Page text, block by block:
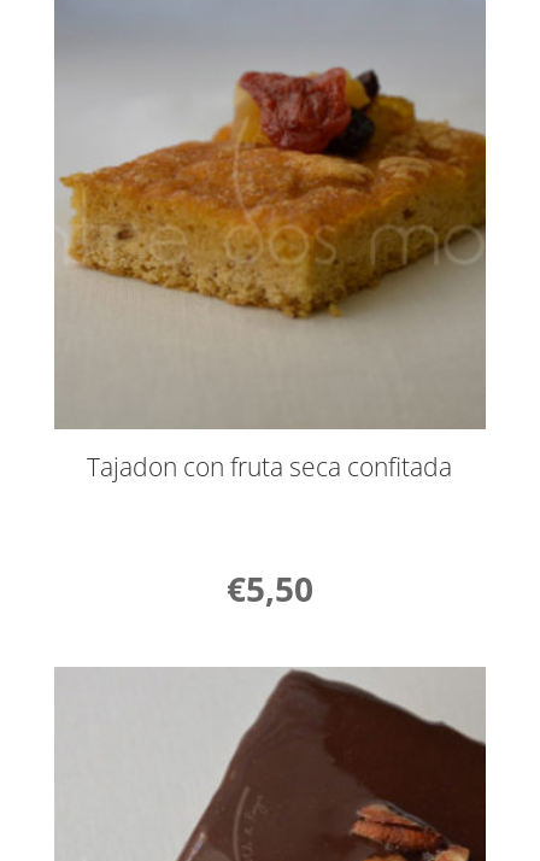
Tajadon con fruta seca confitada
€5,50